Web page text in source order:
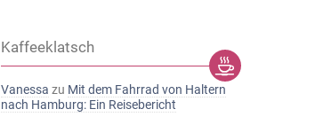
Kaffeeklatsch
Vanessa zu Mit dem Fahrrad von Haltern
nach Hamburg: Ein Reisebericht